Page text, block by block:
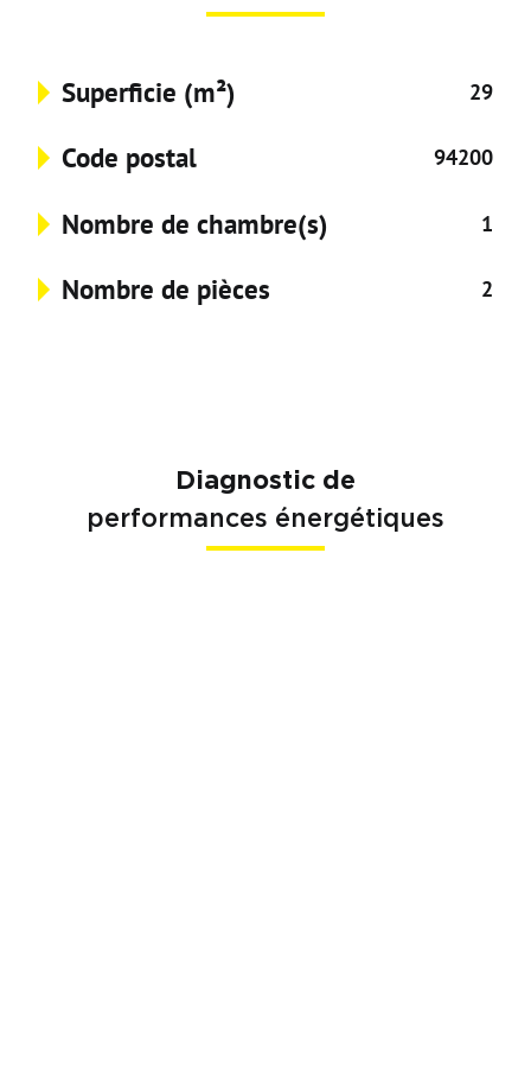
Superficie (m²) 29
Code postal 94200
Nombre de chambre(s) 1
Nombre de pièces 2
Diagnostic de
performances énergétiques